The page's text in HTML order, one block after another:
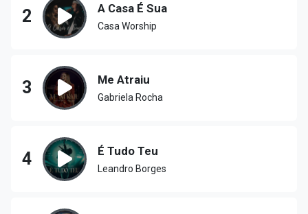
2 A Casa É Sua
Casa Worship
3 Me Atraiu
Gabriela Rocha
4 É Tudo Teu
Leandro Borges